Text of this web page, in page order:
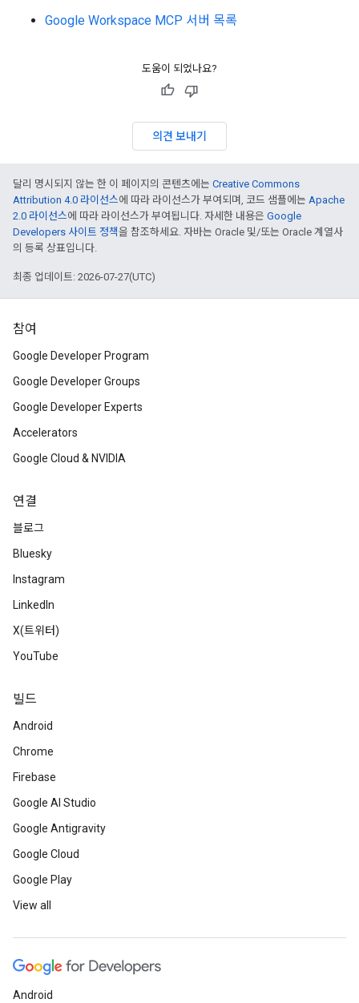
Google Workspace MCP 서버 목록
도움이 되었나요?
의견 보내기
달리 명시되지 않는 한 이 페이지의 콘텐츠에는 Creative Commons
Attribution 4.0 라이선스에 따라 라이선스가 부여되며, 코드 샘플에는 Apache
2.0 라이선스에 따라 라이선스가 부여됩니다. 자세한 내용은 Google
Developers 사이트 정책을 참조하세요. 자바는 Oracle 및/또는 Oracle 계열사
의 등록 상표입니다.
최종 업데이트: 2026-07-27(UTC)
참여
Google Developer Program
Google Developer Groups
Google Developer Experts
Accelerators
Google Cloud & NVIDIA
연결
블로그
Bluesky
Instagram
LinkedIn
X(트위터)
YouTube
빌드
Android
Chrome
Firebase
Google AI Studio
Google Antigravity
Google Cloud
Google Play
View all
Android